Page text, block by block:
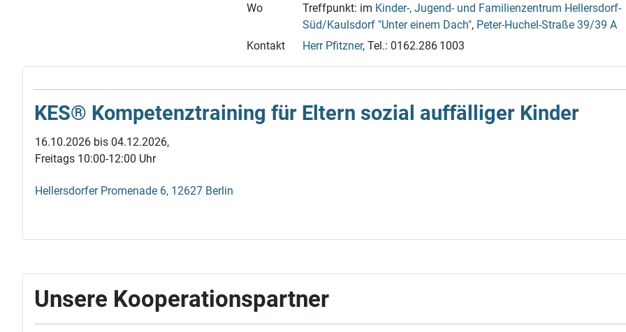
Wo
Treffpunkt: im Kinder-, Jugend- und Familienzentrum Hellersdorf-
Süd/Kaulsdorf "Unter einem Dach", Peter-Huchel-Straße 39/39 A
Kontakt
Herr Pfitzner, Tel.: 0162.286 1003
KES® Kompetenz­training für Eltern sozial auf­fälliger Kinder
16.10.2026 bis 04.12.2026,
Freitags 10:00-12:00 Uhr
Hellersdorfer Promenade 6, 12627 Berlin
Unsere Kooperationspartner